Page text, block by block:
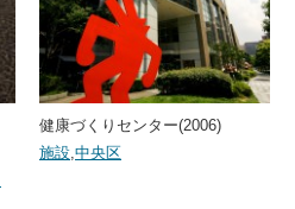
健康づくりセンター(2006)
施設,中央区